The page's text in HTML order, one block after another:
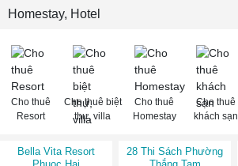
Homestay, Hotel
Cho thuê
Resort
Cho thuê biệt
thự, villa
Cho thuê
Homestay
Cho thuê
khách sạn
Bella Vita Resort
28 Thi Sách Phường